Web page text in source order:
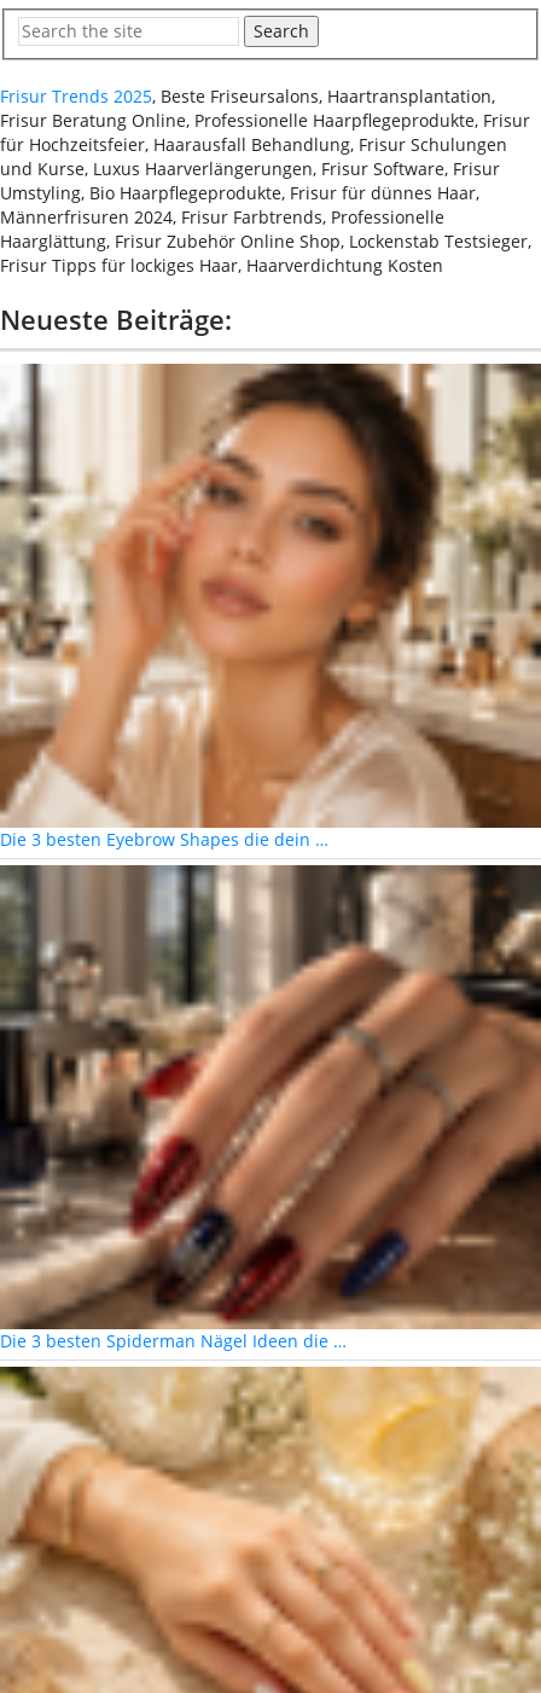
Search
Frisur Trends 2025, Beste Friseursalons, Haartransplantation,
Frisur Beratung Online, Professionelle Haarpflegeprodukte, Frisur
für Hochzeitsfeier, Haarausfall Behandlung, Frisur Schulungen
und Kurse, Luxus Haarverlängerungen, Frisur Software, Frisur
Umstyling, Bio Haarpflegeprodukte, Frisur für dünnes Haar,
Männerfrisuren 2024, Frisur Farbtrends, Professionelle
Haarglättung, Frisur Zubehör Online Shop, Lockenstab Testsieger,
Frisur Tipps für lockiges Haar, Haarverdichtung Kosten
Neueste Beiträge:
Die 3 besten Eyebrow Shapes die dein …
Die 3 besten Spiderman Nägel Ideen die …